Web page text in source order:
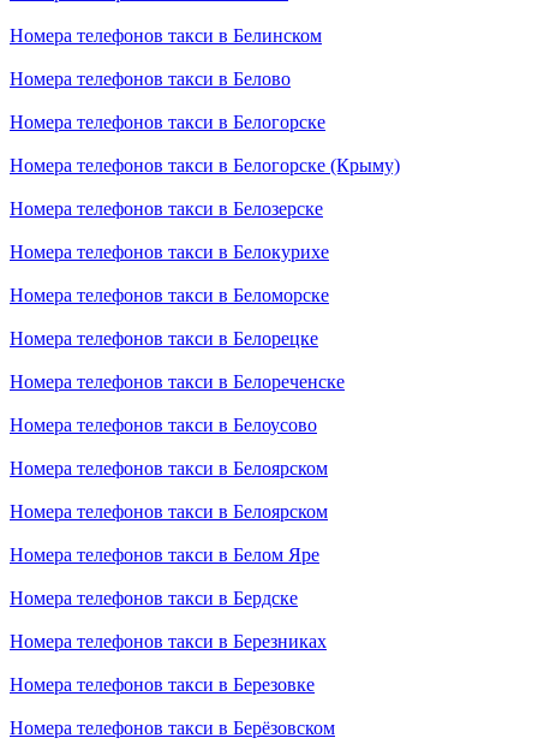
Номера телефонов такси в Белинском
Номера телефонов такси в Белово
Номера телефонов такси в Белогорске
Номера телефонов такси в Белогорске (Крыму)
Номера телефонов такси в Белозерске
Номера телефонов такси в Белокурихе
Номера телефонов такси в Беломорске
Номера телефонов такси в Белорецке
Номера телефонов такси в Белореченске
Номера телефонов такси в Белоусово
Номера телефонов такси в Белоярском
Номера телефонов такси в Белоярском
Номера телефонов такси в Белом Яре
Номера телефонов такси в Бердске
Номера телефонов такси в Березниках
Номера телефонов такси в Березовке
Номера телефонов такси в Берёзовском